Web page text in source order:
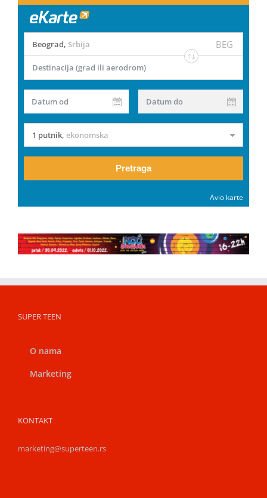
Beograd, Srbija BEG
Destinacija (grad ili aerodrom)
Datum od Datum do
1 putnik, ekonomska
Pretraga
Avio karte
SUPER TEEN
O nama
Marketing
KONTAKT
marketing@superteen.rs